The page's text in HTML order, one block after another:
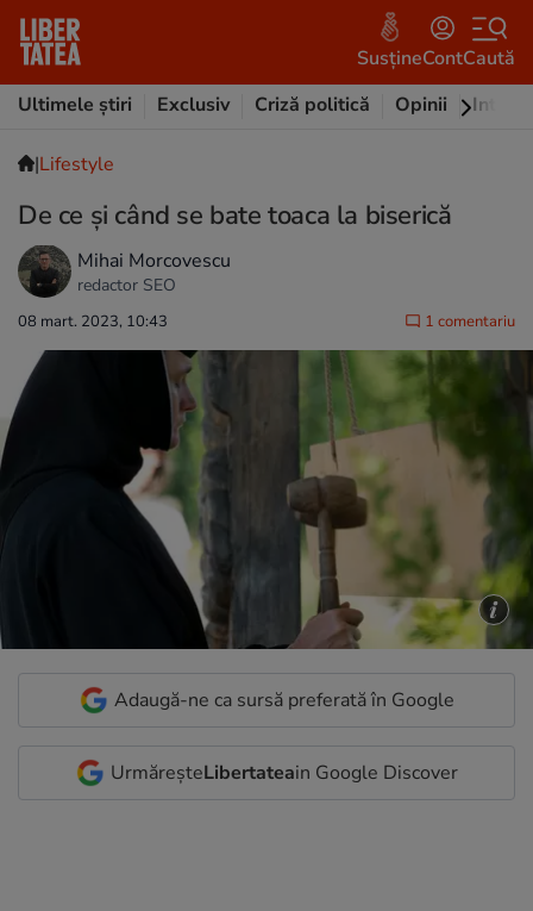
SusțineContCaută
Ultimele știri
Exclusiv Criză politică Opinii
|Lifestyle
De ce și când se bate toaca la biserică
Mihai Morcovescu
redactor SEO
08 mart. 2023, 10:43 1 comentariu
Adaugă-ne ca sursă preferată în Google
UrmăreșteLibertateain Google Discover